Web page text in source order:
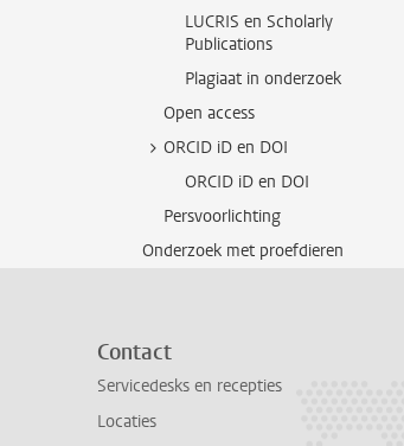
LUCRIS en Scholarly
Publications
Plagiaat in onderzoek
Open access
ORCID iD en DOI
ORCID iD en DOI
Persvoorlichting
Onderzoek met proefdieren
Contact
Servicedesks en recepties
Locaties